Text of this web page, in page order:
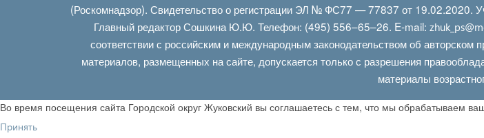
(Роскомнадзор). Свидетельство о регистрации ЭЛ № ФС77 — 77837 от 19.02.2020.
Главный редактор Сошкина Ю.Ю. Телефон: (495) 556–65–26. E‑mail:
соответствии с российским и международным законодательством об
материалов, размещенных на сайте, допускается только с разрешения
материалы
Во время посещения сайта Городской округ Жуковский вы соглашаетесь с тем, что мы обрабатываем
Принять